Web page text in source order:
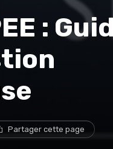
:
Partager cette page